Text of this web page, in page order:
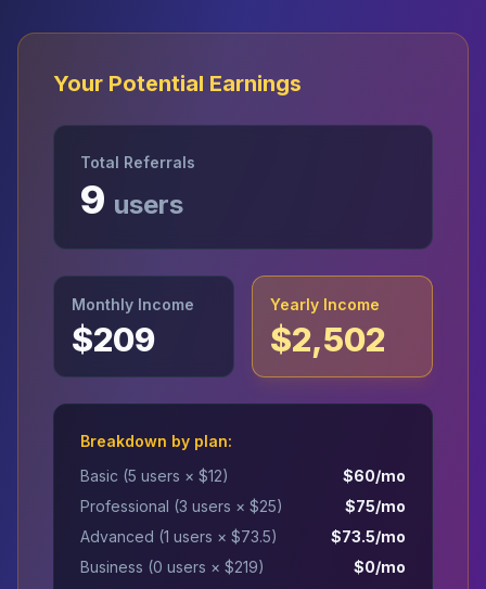
Your Potential Earnings
Total Referrals
9 users
Monthly Income
$209
Yearly Income
$2,502
Breakdown by plan:
Basic (5 users × $12) $60/mo
Professional (3 users × $25) $75/mo
Advanced (1 users × $73.5) $73.5/mo
Business (0 users × $219) $0/mo